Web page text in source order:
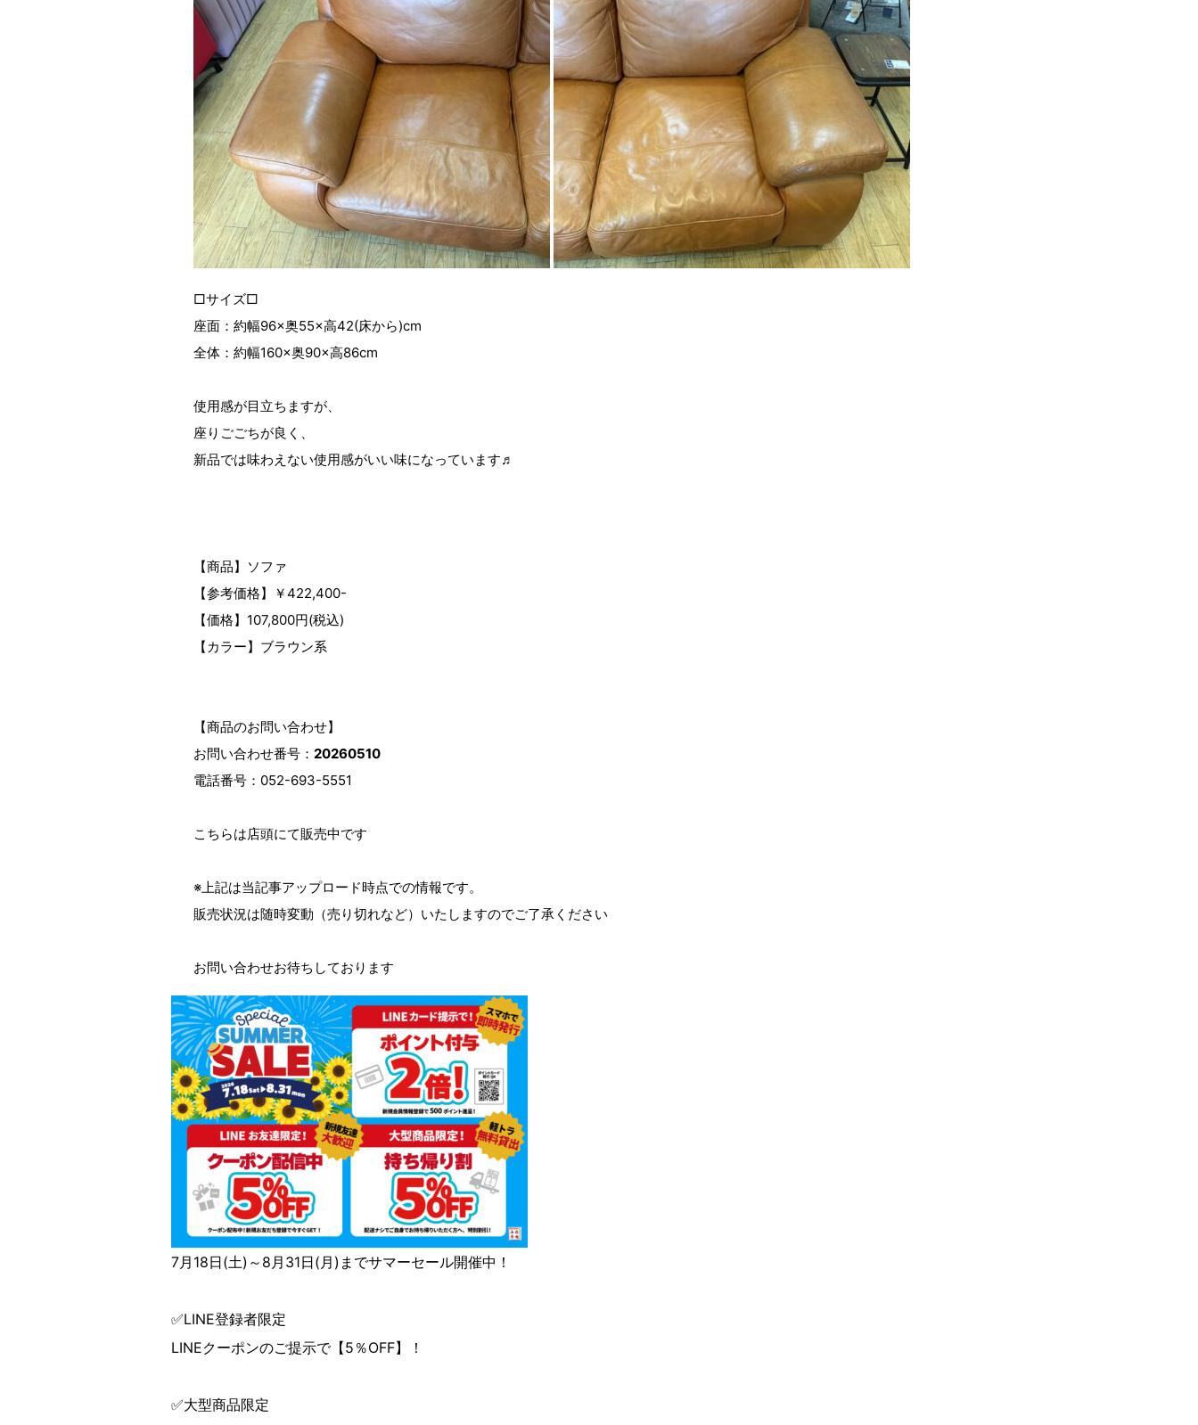
□サイズ□
座面：約幅96×奥55×高42(床から)cm
全体：約幅160×奥90×高86cm
使用感が目立ちますが、
座りごごちが良く、
新品では味わえない使用感がいい味になっています♬
【商品】ソファ
【参考価格】￥422,400-
【価格】107,800円(税込)
【カラー】ブラウン系
【商品のお問い合わせ】
お問い合わせ番号： 20260510
電話番号：052-693-5551
こちらは店頭にて販売中です
※上記は当記事アップロード時点での情報です。
販売状況は随時変動（売り切れなど）いたしますのでご了承ください
お問い合わせお待ちしております
7月18日(土)～8月31日(月)までサマーセール開催中！
✅LINE登録者限定
LINEクーポンのご提示で【5％OFF】！
✅大型商品限定